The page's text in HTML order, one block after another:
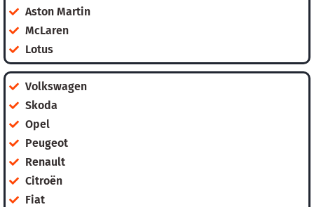
Aston Martin
McLaren
Lotus
Volkswagen
Skoda
Opel
Peugeot
Renault
Citroën
Fiat